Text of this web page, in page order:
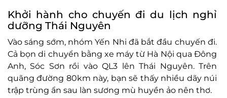
Khởi hành cho chuyến đi du lịch nghỉ
dưỡng Thái Nguyên
Vào sáng sớm, nhóm Yến Nhi đã bắt đầu chuyến đi.
Cả bọn di chuyển bằng xe máy từ Hà Nội qua Đông
Anh, Sóc Sơn rồi vào QL3 lên Thái Nguyên. Trên
quãng đường 80km này, bạn sẽ thấy nhiều dãy núi
trập trùng ẩn sau làn sương mù huyền ảo nên thơ.